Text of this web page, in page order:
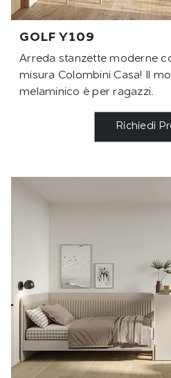
GOLF Y109
Arreda stanzette moderne
misura Colombini Casa! Il
melaminico è per ragazzi.
Richiedi